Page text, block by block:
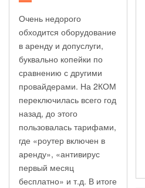
Очень недорого
обходится оборудование
в аренду и допуслуги,
буквально копейки по
сравнению с другими
провайдерами. На 2КОМ
переключилась всего год
назад, до этого
пользовалась тарифами,
где «роутер включен в
аренду», «антивирус
первый месяц
бесплатно» и т.д. В итоге